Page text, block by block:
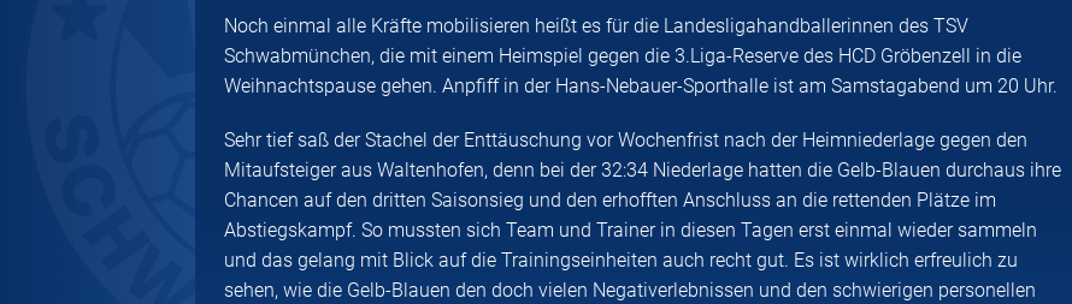
Noch einmal alle Kräfte mobilisieren heißt es für die Landesligahandballerinnen des TSV
Schwabmünchen, die mit einem Heimspiel gegen die 3.Liga-Reserve des HCD Gröbenzell in die
Weihnachtspause gehen. Anpfiff in der Hans-Nebauer-Sporthalle ist am Samstagabend um 20 Uhr.
Sehr tief saß der Stachel der Enttäuschung vor Wochenfrist nach der Heimniederlage gegen den
Mitaufsteiger aus Waltenhofen, denn bei der 32:34 Niederlage hatten die Gelb-Blauen durchaus ihre
Chancen auf den dritten Saisonsieg und den erhofften Anschluss an die rettenden Plätze im
Abstiegskampf. So mussten sich Team und Trainer in diesen Tagen erst einmal wieder sammeln
und das gelang mit Blick auf die Trainingseinheiten auch recht gut. Es ist wirklich erfreulich zu
sehen, wie die Gelb-Blauen den doch vielen Negativerlebnissen und den schwierigen personellen